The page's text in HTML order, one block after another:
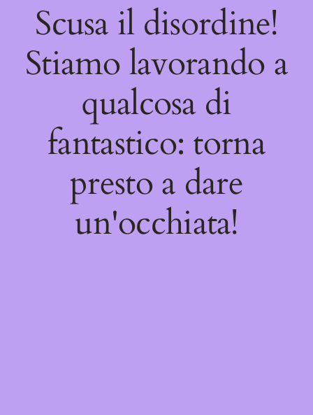
Scusa il disordine!
Stiamo lavorando a
qualcosa di
fantastico: torna
presto a dare
un'occhiata!